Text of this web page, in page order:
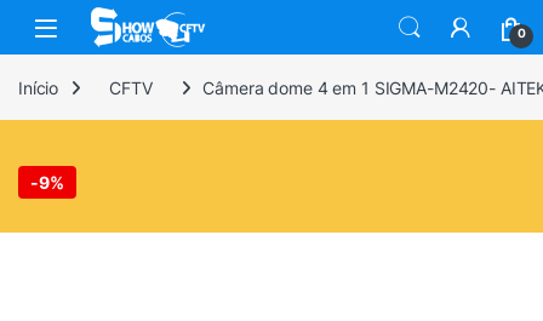
Skip to navigation
Skip to content
0
Início CFTV Câmera dome 4 em 1 SIGMA-M2420-
-9%